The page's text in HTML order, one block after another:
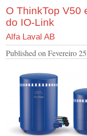
ABOUT US
O ThinkTop V50
do IO-Link
Alfa Laval AB
Published on Fevereiro